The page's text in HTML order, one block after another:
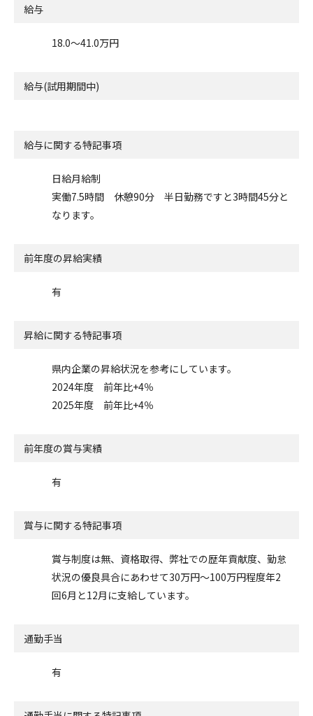
給与
18.0〜41.0万円
給与(試用期間中)
給与に関する特記事項
日給月給制
実働7.5時間 休憩90分 半日勤務ですと3時間45分と
なります。
前年度の昇給実績
有
昇給に関する特記事項
県内企業の昇給状況を参考にしています。
2024年度 前年比+4％
2025年度 前年比+4％
前年度の賞与実績
有
賞与に関する特記事項
賞与制度は無、資格取得、弊社での歴年貢献度、勤怠
状況の優良具合にあわせて30万円～100万円程度年2
回6月と12月に支給しています。
通勤手当
有